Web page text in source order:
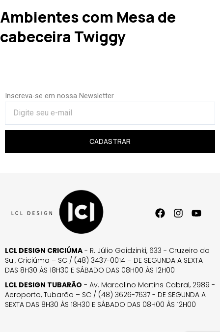
Ambientes com Mesa de
cabeceira Twiggy
Inscreva-se em nossa Newsletter
CADASTRAR
LCL DESIGN CRICIÚMA - R. Júlio Gaidzinki, 633 - Cruzeiro do
Sul, Criciúma – SC / (48) 3437-0014 – DE SEGUNDA A SEXTA
DAS 8H30 ÀS 18H30 E SÁBADO DAS 08H00 ÀS 12H00
LCL DESIGN TUBARÃO - Av. Marcolino Martins Cabral, 2989 -
Aeroporto, Tubarão – SC / (48) 3626-7637 - DE SEGUNDA A
SEXTA DAS 8H30 ÀS 18H30 E SÁBADO DAS 08H00 ÀS 12H00